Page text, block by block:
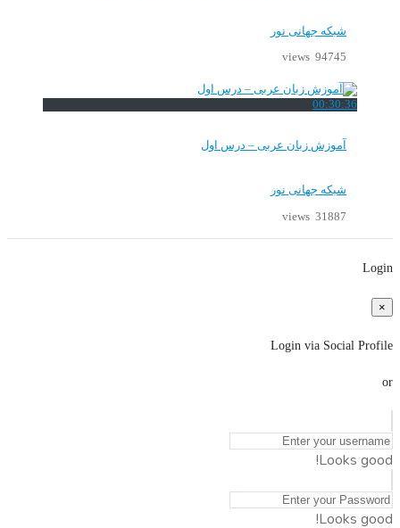
شبکه جهانی نور
94745 views
00:30:36
آموزش زبان عربی – درس اول
شبکه جهانی نور
31887 views
Login
×
Login via Social Profile
or
Looks good!
Looks good!